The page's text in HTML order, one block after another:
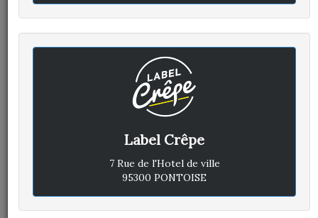
CLIENT A A
ÉCRIT LE JEUDI 31 MAI 2018
Rapport qualité / prix :
-
Service :
Ambiance :
Label Crêpe
7 Rue de l'Hotel de ville
95300 PONTOISE